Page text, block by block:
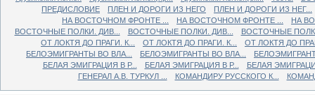
ПРЕДИСЛОВИЕ
ПЛЕН И ДОРОГИ ИЗ НЕГО
ПЛЕН И ДОРОГИ ИЗ НЕГ...
НА ВОСТОЧНОМ ФРОНТЕ ...
НА ВОСТОЧНОМ ФРОНТЕ ...
НА
ВОСТОЧНЫЕ ПОЛКИ. ДИВ...
ВОСТОЧНЫЕ ПОЛКИ. ДИВ...
ВОСТОЧНЫЕ
ОТ ЛОКТЯ ДО ПРАГИ. К...
ОТ ЛОКТЯ ДО ПРАГИ. К...
ОТ ЛОКТЯ ДО
БЕЛОЭМИГРАНТЫ ВО ВЛА...
БЕЛОЭМИГРАНТЫ ВО ВЛА...
БЕЛАЯ ЭМИГРАЦИЯ В Р...
БЕЛАЯ ЭМИГРАЦИЯ В Р...
БЕЛАЯ
ГЕНЕРАЛ А.В. ТУРКУЛ ...
КОМАНДИРУ РУССКОГО К...